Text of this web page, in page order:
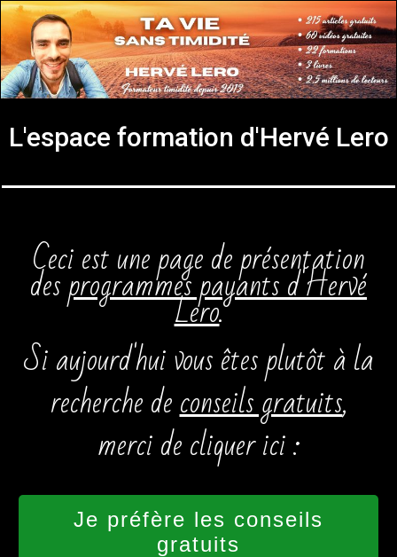
L'espace formation d'Hervé Lero
Ceci est une page de présentation
desprogrammes payants d'Hervé
Lero.
Si aujourd'hui vous êtes plutôt à la
recherche deconseils gratuits,
merci de cliquer ici :
Je préfère les conseils
gratuits